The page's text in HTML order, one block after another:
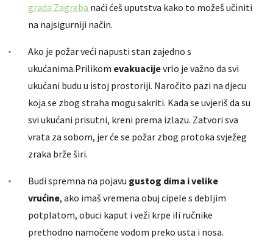
grada Zagreba naći ćeš uputstva kako to možeš učiniti
na najsigurniji način.
Ako je požar veći napusti stan zajedno s
ukućanima.Prilikom evakuacijevrlo je važno da svi
ukućani budu u istoj prostoriji. Naročito pazi na djecu
koja se zbog straha mogu sakriti. Kada se uvjeriš da su
svi ukućani prisutni, kreni prema izlazu. Zatvori sva
vrata za sobom, jer će se požar zbog protoka svježeg
zraka brže širi.
Budi spremna na pojavu gustog dima i velike
vrućine, ako imaš vremena obuj cipele s debljim
potplatom, obuci kaput i veži krpe ili ručnike
prethodno namočene vodom preko usta i nosa.